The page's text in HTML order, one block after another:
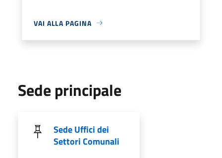
VAI ALLA PAGINA
Sede principale
Sede Uffici dei
Settori Comunali